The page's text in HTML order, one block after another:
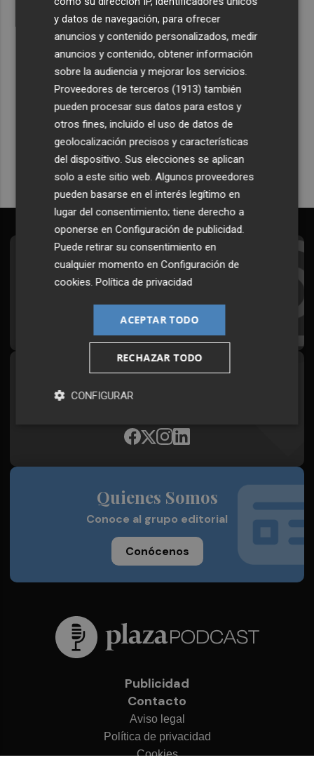
Recibe toda la actualidad de
Plaza Podcast en tu correo
Quiero suscribirme
Suscríbete al Boletín
Todos los días a primera hora en tu email
¡Quiero suscribirme!
Síguenos en redes
Plaza Podcast, desde cualquier medio
Quienes Somos
Conoce al grupo editorial
Conócenos
Publicidad
Contacto
Aviso legal
Política de privacidad
Cookies
y datos de navegación, para ofrecer
anuncios y contenido personalizados, medir
anuncios y contenido, obtener información
sobre la audiencia y mejorar los servicios.
Proveedores de terceros (1913) también
pueden procesar sus datos para estos y
otros fines, incluido el uso de datos de
geolocalización precisos y características
del dispositivo. Sus elecciones se aplican
solo a este sitio web. Algunos proveedores
pueden basarse en el interés legítimo en
lugar del consentimiento; tiene derecho a
oponerse enConfiguración de publicidad.
Puede retirar su consentimiento en
cualquier momento enConfiguración de
cookies.Política de privacidad
ACEPTAR TODO
RECHAZAR TODO
CONFIGURAR